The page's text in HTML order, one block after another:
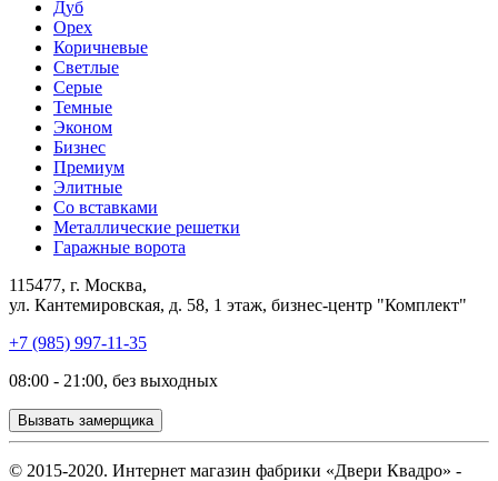
Дуб
Орех
Коричневые
Светлые
Серые
Темные
Эконом
Бизнес
Премиум
Элитные
Со вставками
Металлические решетки
Гаражные ворота
115477, г. Москва,
ул. Кантемировская, д. 58, 1 этаж, бизнес-центр "Комплект"
+7 (985) 997-11-35
08:00 - 21:00, без выходных
Вызвать замерщика
© 2015-2020. Интернет магазин фабрики «Двери Квадро» -